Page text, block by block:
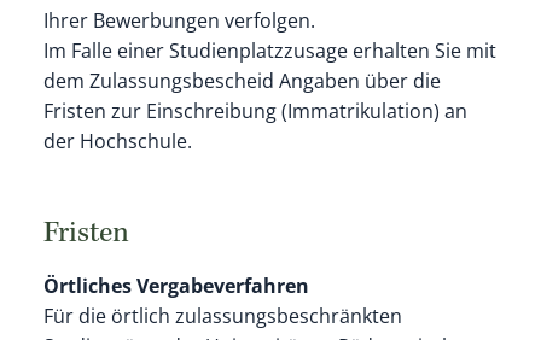
Ihrer Bewerbungen verfolgen.
Im Falle einer Studienplatzzusage erhalten Sie mit
dem Zulassungsbescheid Angaben über die
Fristen zur Einschreibung (Immatrikulation) an
der Hochschule.
Fristen
Örtliches Vergabeverfahren
Für die örtlich zulassungsbeschränkten